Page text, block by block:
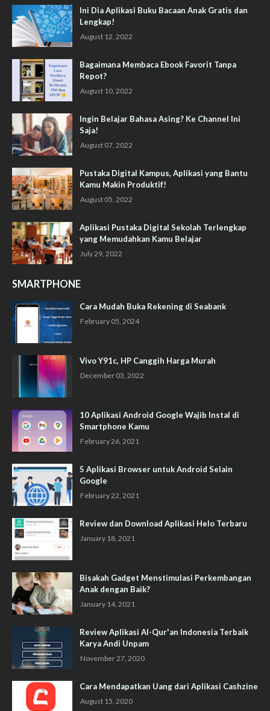
Ini Dia Aplikasi Buku Bacaan Anak Gratis dan
Lengkap!
August 12, 2022
Bagaimana Membaca Ebook Favorit Tanpa
Repot?
August 10, 2022
Ingin Belajar Bahasa Asing? Ke Channel Ini
Saja!
August 07, 2022
Pustaka Digital Kampus, Aplikasi yang Bantu
Kamu Makin Produktif!
August 05, 2022
Aplikasi Pustaka Digital Sekolah Terlengkap
yang Memudahkan Kamu Belajar
July 29, 2022
SMARTPHONE
Cara Mudah Buka Rekening di Seabank
February 05, 2024
Vivo Y91c, HP Canggih Harga Murah
December 03, 2022
10 Aplikasi Android Google Wajib Instal di
Smartphone Kamu
February 26, 2021
5 Aplikasi Browser untuk Android Selain
Google
February 22, 2021
Review dan Download Aplikasi Helo Terbaru
January 18, 2021
Bisakah Gadget Menstimulasi Perkembangan
Anak dengan Baik?
January 14, 2021
Review Aplikasi Al-Qur'an Indonesia Terbaik
Karya Andi Unpam
November 27, 2020
Cara Mendapatkan Uang dari Aplikasi Cashzine
August 15, 2020